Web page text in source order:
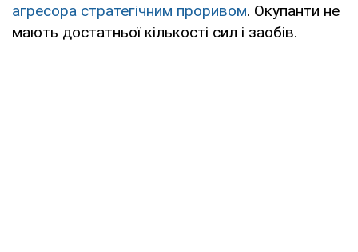
агресора стратегічним проривом. Окупанти не
мають достатньої кількості сил і заобів.